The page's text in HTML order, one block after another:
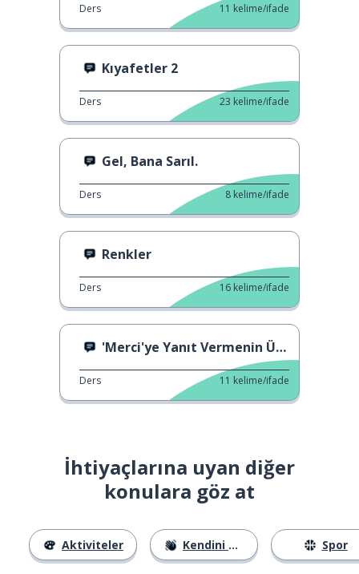
Ders 11 kelime/ifade
Kıyafetler 2
Ders 23 kelime/ifade
Gel, Bana Sarıl.
Ders 8 kelime/ifade
Renkler
Ders 16 kelime/ifade
'Merci'ye Yanıt Vermenin Üç Yolu
Ders 11 kelime/ifade
İhtiyaçlarına uyan diğer
konulara göz at
Aktiviteler Kendini Tanıtma Spor